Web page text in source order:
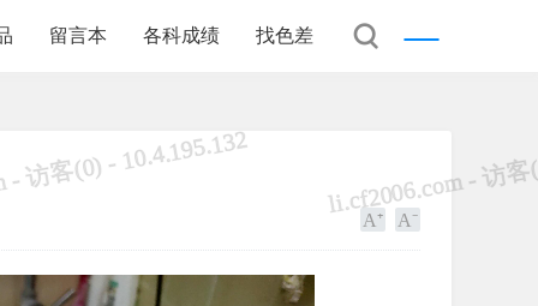
留言本 各科成绩 找色差